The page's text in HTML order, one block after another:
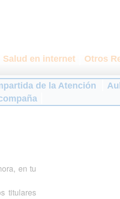
Salud en internet Otros
de la Atención
en tu
titulares